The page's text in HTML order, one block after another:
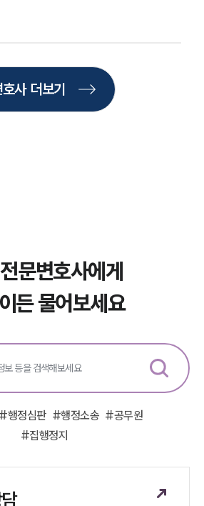
주요 업무사례
례분석/최신동향
법률정보
법률지식인
구성원 소개
행정전문변호사
소식/자료
언론보도
법률서식
스레터/브로슈어
세미나
법률상담예약
사 더보기
문변호사에게
든 물어보세요
#행정심판 #행정소송 #공무원
#집행정지